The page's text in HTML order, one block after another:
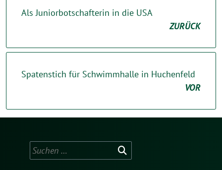
Als Juniorbotschafterin in die USA
ZURÜCK
Spatenstich für Schwimmhalle in Huchenfeld
VOR
Suchen
nach: